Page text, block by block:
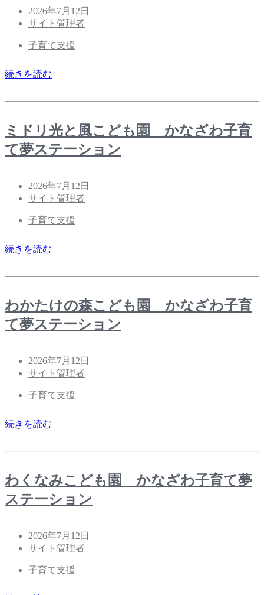
2026年7月12日
サイト管理者
子育て支援
続きを読む
ミドリ光と風こども園 かなざわ子育
て夢ステーション
2026年7月12日
サイト管理者
子育て支援
続きを読む
わかたけの森こども園 かなざわ子育
て夢ステーション
2026年7月12日
サイト管理者
子育て支援
続きを読む
わくなみこども園 かなざわ子育て夢
ステーション
2026年7月12日
サイト管理者
子育て支援